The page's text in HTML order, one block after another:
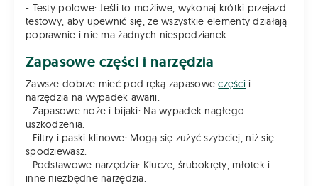
- Testy polowe: Jeśli to możliwe, wykonaj krótki przejazd
testowy, aby upewnić się, że wszystkie elementy działają
poprawnie i nie ma żadnych niespodzianek.
Zapasowe części i narzędzia
Zawsze dobrze mieć pod ręką zapasoweczęści i
narzędzia na wypadek awarii:
- Zapasowe noże i bijaki: Na wypadek nagłego
uszkodzenia.
- Filtry i paski klinowe: Mogą się zużyć szybciej, niż się
spodziewasz.
- Podstawowe narzędzia: Klucze, śrubokręty, młotek i
inne niezbędne narzędzia.